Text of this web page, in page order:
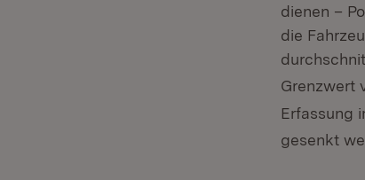
dienen –
die
Grenzwert
Erfassung
gesenkt